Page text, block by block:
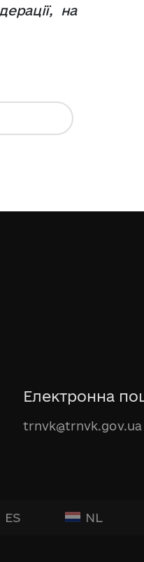
на
Електронна
trnvk@trnvk.gov.ua
ES NL